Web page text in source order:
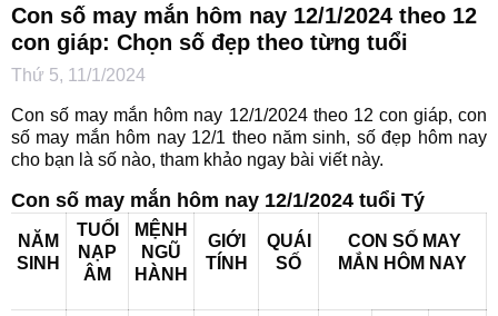
Con số may mắn hôm nay 12/1/2024 theo 12
con giáp: Chọn số đẹp theo từng tuổi
Thứ 5, 11/1/2024
Con số may mắn hôm nay 12/1/2024 theo 12 con giáp, con
số may mắn hôm nay 12/1 theo năm sinh, số đẹp hôm nay
cho bạn là số nào, tham khảo ngay bài viết này.
Con số may mắn hôm nay 12/1/2024 tuổi Tý
NĂM
SINH
TUỔI
NẠP
ÂM
MỆNH
NGŨ
HÀNH
GIỚI
TÍNH
QUÁI
SỐ
CON SỐ MAY
MẮN HÔM NAY